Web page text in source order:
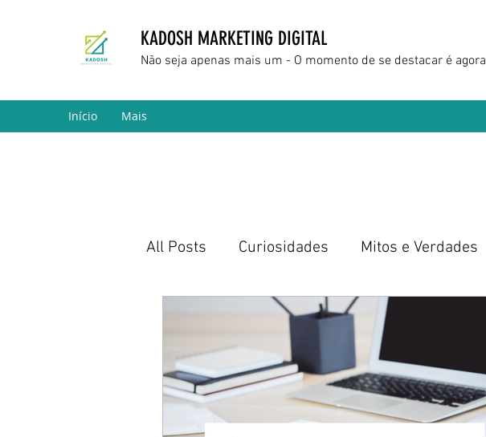
KADOSH MARKETING DIGITAL
Não seja apenas mais um - O momento de se destacar é agora
Início Mais
All Posts Curiosidades Mitos e Verdades
Marketing Digital Empreendedorismo